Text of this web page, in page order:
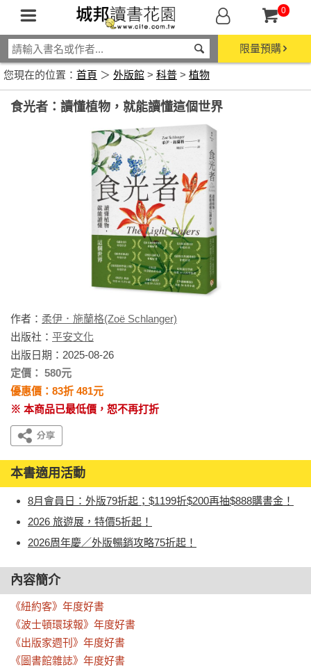
0
限量預購
您現在的位置： 首頁 ＞ 外版館 > 科普 > 植物
食光者：讀懂植物，就能讀懂這個世界
作者： 柔伊．施蘭格(Zoë Schlanger)
出版社： 平安文化
出版日期：2025-08-26
定價： 580元
優惠價：83折 481元
※ 本商品已最低價，恕不再打折
本書適用活動
8月會員日：外版79折起；$1199折$200再抽$888購書金！
2026 旅遊展，特價5折起！
2026周年慶／外版暢銷攻略75折起！
內容簡介
《紐約客》年度好書
《波士頓環球報》年度好書
《出版家週刊》年度好書
《圖書館雜誌》年度好書